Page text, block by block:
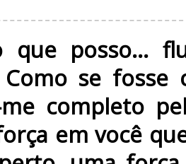
que posso...
Como se fosse
completo
em você